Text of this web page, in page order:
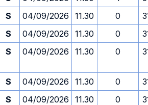
S 04/09/2026 11.30 0
S 04/09/2026 11.30 0
S 04/09/2026 11.30 0
S 04/09/2026 11.30 0
S 04/09/2026 11.30 0